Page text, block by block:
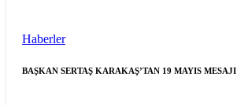
Haberler
BAŞKAN SERTAŞ KARAKAŞ’TAN 19 MAYIS MESAJI